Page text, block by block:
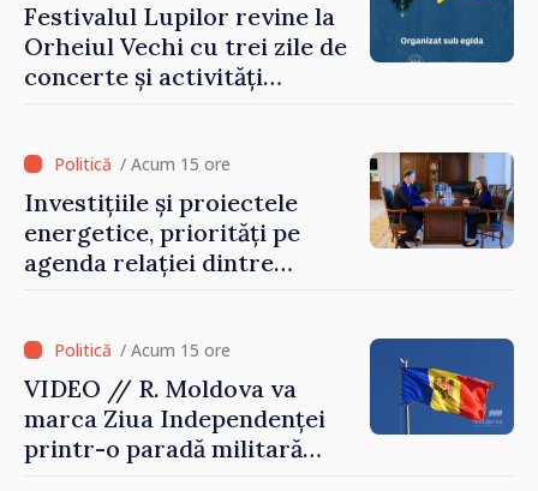
Festivalul Lupilor revine la
Orheiul Vechi cu trei zile de
concerte și activități
/ Acum 15 ore
Investițiile și proiectele
energetice, priorități pe
agenda relației dintre
/ Acum 15 ore
VIDEO // R. Moldova va
marca Ziua Independenței
printr-o paradă militară